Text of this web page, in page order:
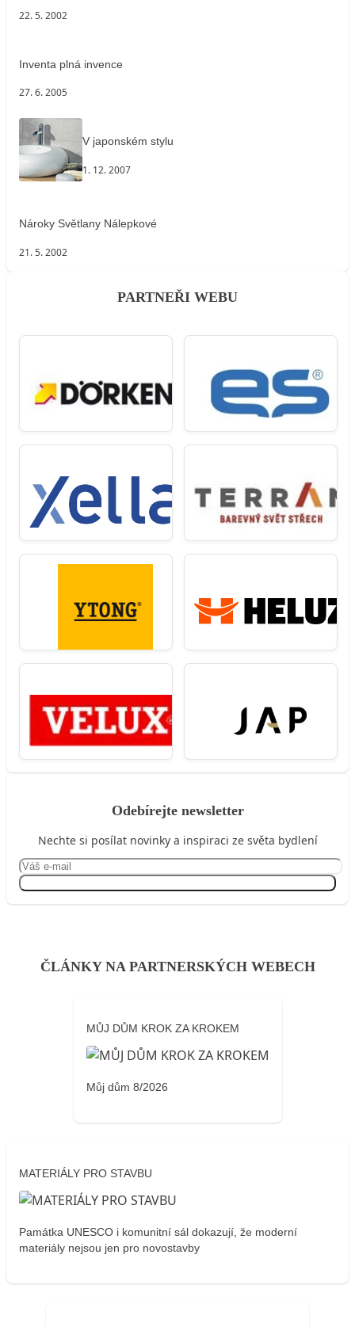
22. 5. 2002
Inventa plná invence
27. 6. 2005
V japonském stylu
1. 12. 2007
Nároky Světlany Nálepkové
21. 5. 2002
PARTNEŘI WEBU
Odebírejte newsletter
Nechte si posílat novinky a inspiraci ze světa bydlení
ČLÁNKY NA PARTNERSKÝCH WEBECH
MŮJ DŮM KROK ZA KROKEM
Můj dům 8/2026
MATERIÁLY PRO STAVBU
Památka UNESCO i komunitní sál dokazují, že moderní
materiály nejsou jen pro novostavby